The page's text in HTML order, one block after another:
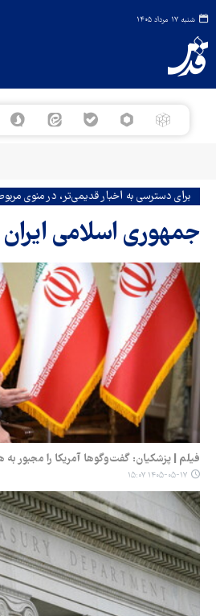
شنبه ۱۷ مرداد ۱۴۰۵
برای دسترسی به اخبار قدیمی‌تر، در منوی
جمهوری اسلامی ایران
فیلم | پزشکیان: گفت‌وگوها آمریکا را مجبور به
۱۴۰۵-۰۵-۱۷ ۱۵:۰۷